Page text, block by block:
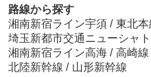
路線から探す
湘南新宿ライン宇須 / 東北本
埼玉新都市交通ニューシャ
湘南新宿ライン高海 / 高崎線
北陸新幹線 / 山形新幹線